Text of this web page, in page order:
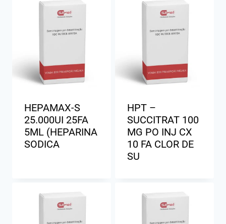
HEPAMAX-S
25.000UI 25FA
5ML (HEPARINA
SODICA
HPT –
SUCCITRAT 100
MG PO INJ CX
10 FA CLOR DE
SU